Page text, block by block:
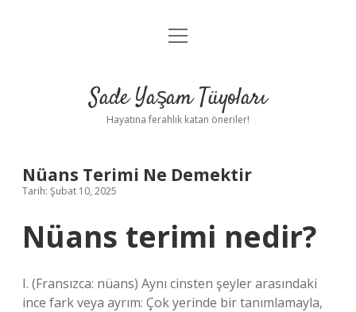
Anasayfa
Yasal Uyarı
menüyü
Sade Yaşam Tüyoları
Hayatına ferahlık katan öneriler!
Nüans Terimi Ne Demektir
Tarih: Şubat 10, 2025
Nüans terimi nedir?
I. (Fransızca: nüans) Aynı cinsten şeyler arasındaki
ince fark veya ayrım: Çok yerinde bir tanımlamayla,